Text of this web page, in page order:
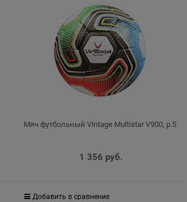
Мяч футбольный Vintage Multistar V900, р.5
1 356 руб.
Добавить в сравнение